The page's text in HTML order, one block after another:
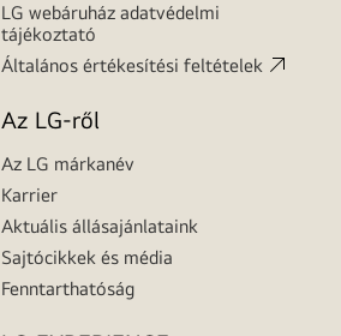
LG webáruház adatvédelmi
tájékoztató
Általános értékesítési feltételek
Az LG-ről
Az LG márkanév
Karrier
Aktuális állásajánlataink
Sajtócikkek és média
Fenntarthatóság